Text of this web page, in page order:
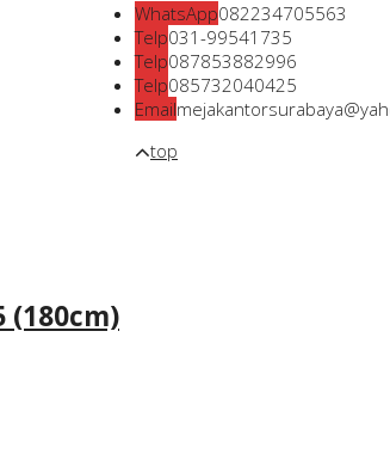
(180cm)
WhatsApp082234705563
Telp031-99541735
Telp087853882996
Telp085732040425
Email
top